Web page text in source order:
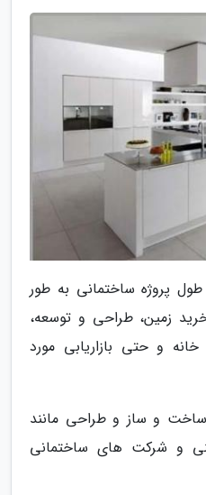
پروژه ساختمانی به طور
زمین، طراحی و توسعه،
و حتی بازاریابی مورد
ساخت و ساز و طراحی مانند
و شرکت های ساختمانی